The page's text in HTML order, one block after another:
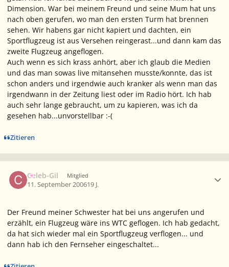
Dimension. War bei meinem Freund und seine Mum hat uns
nach oben gerufen, wo man den ersten Turm hat brennen
sehen. Wir habens gar nicht kapiert und dachten, ein
Sportflugzeug ist aus Versehen reingerast...und dann kam das
zweite Flugzeug angeflogen.
Auch wenn es sich krass anhört, aber ich glaub die Medien
und das man sowas live mitansehen musste/konnte, das ist
schon anders und irgendwie auch kranker als wenn man das
irgendwann in der Zeitung liest oder im Radio hört. Ich hab
auch sehr lange gebraucht, um zu kapieren, was ich da
gesehen hab...unvorstellbar :-(
Zitieren
Celeb-Gil Mitglied
11. September 200619 J.
Der Freund meiner Schwester hat bei uns angerufen und
erzählt, ein Flugzeug wäre ins WTC geflogen. Ich hab gedacht,
da hat sich wieder mal ein Sportflugzeug verflogen... und
dann hab ich den Fernseher eingeschaltet...